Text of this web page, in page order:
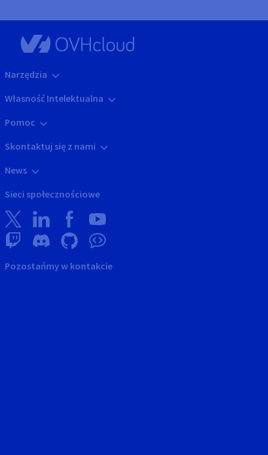
Narzędzia
Własność Intelektualna
Pomoc
Skontaktuj się z nami
News
Sieci społecznościowe
Pozostańmy w kontakcie